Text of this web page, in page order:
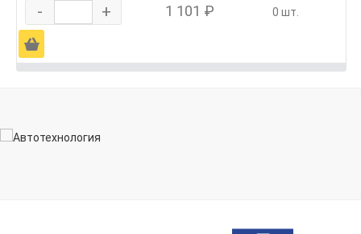
- + 1 101 ₽ 0 шт.
Ä